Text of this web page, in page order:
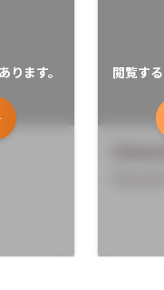
ます。 閲覧す